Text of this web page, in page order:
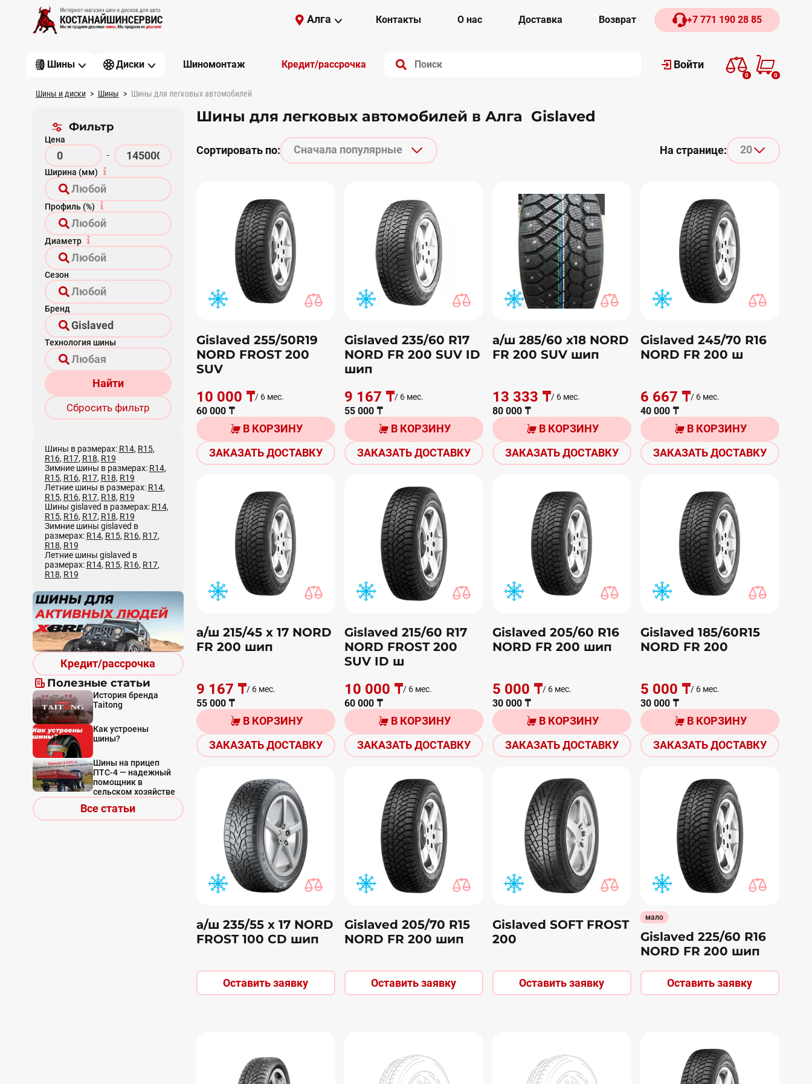
Алга Контакты О нас Доставка Возврат +7 771 190 28 85
Шины Диски Шиномонтаж Кредит/рассрочка Войти
0 0
Шины и диски Шины Шины для легковых автомобилей
Фильтр
Цена
-
Ширина (мм)
Профиль (%)
Диаметр
Сезон
Бренд
Технология шины
Найти
Сбросить фильтр
Шины в размерах: R14, R15,
R16, R17, R18, R19
Зимние шины в размерах: R14,
R15, R16, R17, R18, R19
Летние шины в размерах: R14,
R15, R16, R17, R18, R19
Шины gislaved в размерах: R14,
R15, R16, R17, R18, R19
Зимние шины gislaved в
размерах: R14, R15, R16, R17,
R18, R19
Летние шины gislaved в
размерах: R14, R15, R16, R17,
R18, R19
Кредит/рассрочка
Полезные статьи
История бренда
Taitong
Как устроены
шины?
Шины на прицеп
ПТС-4 — надежный
помощник в
сельском хозяйстве
Все статьи
Шины для легковых автомобилей в Алга Gislaved
Сортировать по: Сначала популярные На странице: 20
Gislaved 255/50R19
NORD FROST 200
SUV
10 000 ₸/ 6 мес.
60 000 ₸
В КОРЗИНУ
ЗАКАЗАТЬ ДОСТАВКУ
Gislaved 235/60 R17
NORD FR 200 SUV ID
шип
9 167 ₸/ 6 мес.
55 000 ₸
В КОРЗИНУ
ЗАКАЗАТЬ ДОСТАВКУ
а/ш 285/60 х18 NORD
FR 200 SUV шип
13 333 ₸/ 6 мес.
80 000 ₸
В КОРЗИНУ
ЗАКАЗАТЬ ДОСТАВКУ
Gislaved 245/70 R16
NORD FR 200 ш
6 667 ₸/ 6 мес.
40 000 ₸
В КОРЗИНУ
ЗАКАЗАТЬ ДОСТАВКУ
а/ш 215/45 х 17 NORD
FR 200 шип
9 167 ₸/ 6 мес.
55 000 ₸
В КОРЗИНУ
ЗАКАЗАТЬ ДОСТАВКУ
Gislaved 215/60 R17
NORD FROST 200
SUV ID ш
10 000 ₸/ 6 мес.
60 000 ₸
В КОРЗИНУ
ЗАКАЗАТЬ ДОСТАВКУ
Gislaved 205/60 R16
NORD FR 200 шип
5 000 ₸/ 6 мес.
30 000 ₸
В КОРЗИНУ
ЗАКАЗАТЬ ДОСТАВКУ
Gislaved 185/60R15
NORD FR 200
5 000 ₸/ 6 мес.
30 000 ₸
В КОРЗИНУ
ЗАКАЗАТЬ ДОСТАВКУ
а/ш 235/55 х 17 NORD
FROST 100 СD шип
Оставить заявку
Gislaved 205/70 R15
NORD FR 200 шип
Оставить заявку
Gislaved SOFT FROST
200
Оставить заявку
мало
Gislaved 225/60 R16
NORD FR 200 шип
Оставить заявку